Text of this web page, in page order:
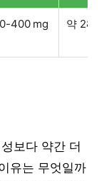
400 mg 약 280-
보다 약간 더
유는 무엇일까